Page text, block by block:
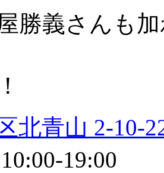
勝義さんも
北青山 2-10-
19:00